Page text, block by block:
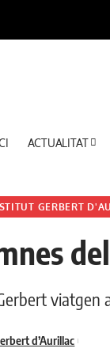
ACTUALITAT
GERBERT
viatgen
d’Aurillac